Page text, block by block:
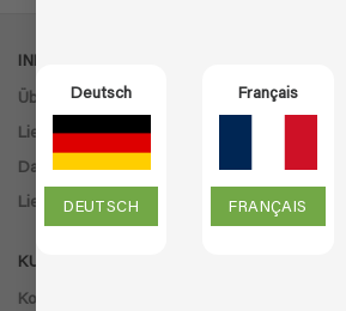
Deutsch
DEUTSCH
Français
FRANÇAIS
INFORMATIONEN
Über uns
Lieferinformationen
Datenschutzrichtlinie
Lieferbedingungen
KUNDENSERVICE
Kontakt